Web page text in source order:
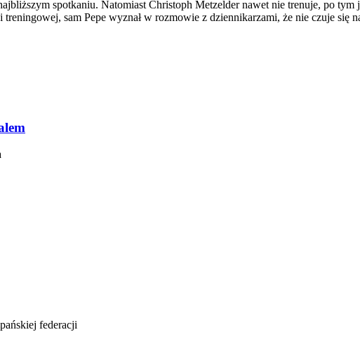
spotkaniu. Natomiast Christoph Metzelder nawet nie trenuje, po
sam Pepe wyznał w rozmowie z dziennikarzami, że nie czuje się
federacji